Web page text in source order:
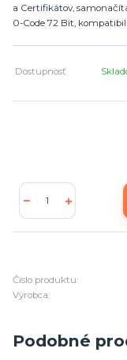
a Certifikátov,
0-Code 72 Bit,
Dostupnosť
Číslo produktu:
Výrobca:
Podobné